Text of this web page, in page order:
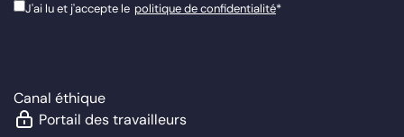
J'ai lu et j'accepte le politique de confidentialité*
Canal éthique
Portail des travailleurs